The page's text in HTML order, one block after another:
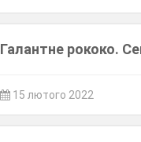
Галантне рококо.
15 лютого 2022